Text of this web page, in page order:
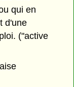
qui en
d'une
("active